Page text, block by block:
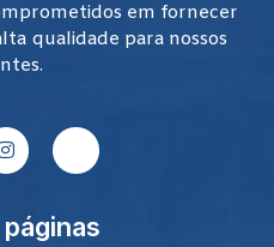
em fornecer
qualidade para nossos